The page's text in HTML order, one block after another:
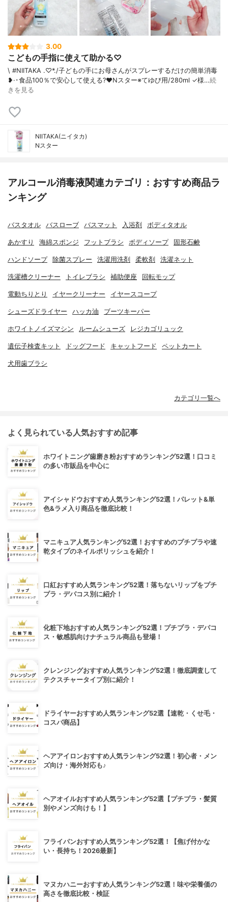
3.00
こどもの手指に使えて助かる♡
\ #NIITAKA .♡*./ 子どもの手にお母さんがスプレーするだけの簡単消毒
❥·･食品100％で安心して使える?❤️Nスター※てゆび用/280ml ✓様…続
きを見る
NIITAKA(ニイタカ)
Nスター
アルコール消毒液関連カテゴリ：おすすめ商品ラ
ンキング
バスタオル バスローブ バスマット 入浴剤 ボディタオル
あかすり 海綿スポンジ フットブラシ ボディソープ 固形石鹸
ハンドソープ 除菌スプレー 洗濯用洗剤 柔軟剤 洗濯ネット
洗濯槽クリーナー トイレブラシ 補助便座 回転モップ
電動ちりとり イヤークリーナー イヤースコープ
シューズドライヤー ハッカ油 ブーツキーパー
ホワイトノイズマシン ルームシューズ レジカゴリュック
遺伝子検査キット ドッグフード キャットフード ペットカート
犬用歯ブラシ
カテゴリ一覧へ
よく見られている人気おすすめ記事
ホワイトニング歯磨き粉おすすめランキング52選！口コミ
の多い市販品を中心に
アイシャドウおすすめ人気ランキング52選！パレット&単
色&ラメ入り商品を徹底比較！
マニキュア人気ランキング52選！おすすめのプチプラや速
乾タイプのネイルポリッシュを紹介！
口紅おすすめ人気ランキング52選！落ちないリップをプチ
プラ・デパコス別に紹介！
化粧下地おすすめ人気ランキング52選！プチプラ・デパコ
ス・敏感肌向けナチュラル商品も登場！
クレンジングおすすめ人気ランキング52選！徹底調査して
テクスチャータイプ別に紹介！
ドライヤーおすすめ人気ランキング52選【速乾・くせ毛・
コスパ商品】
ヘアアイロンおすすめ人気ランキング52選！初心者・メン
ズ向け・海外対応も♪
ヘアオイルおすすめ人気ランキング52選【プチプラ・髪質
別やメンズ向けも！】
フライパンおすすめ人気ランキング52選！【焦げ付かな
い・長持ち！2026最新】
マヌカハニーおすすめ人気ランキング52選！味や栄養価の
高さを徹底比較・検証